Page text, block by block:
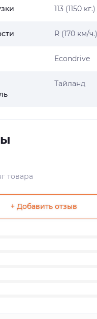
113 (1150 кг.)
R (170 км/ч.)
Econdrive
Тайланд
товара
+ Добавить отзыв